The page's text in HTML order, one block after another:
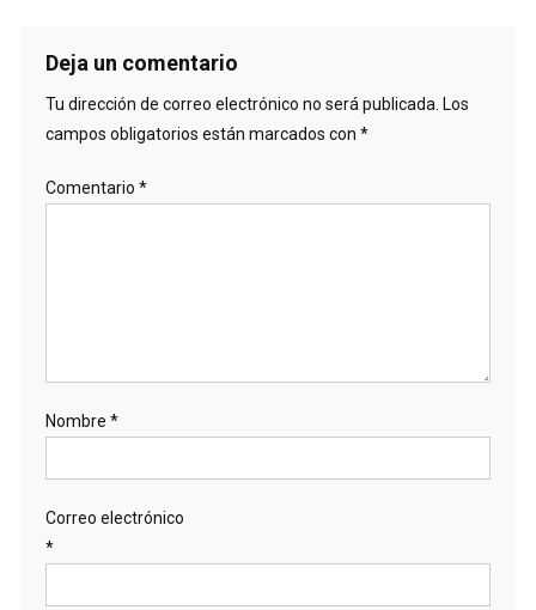
Deja un comentario
Tu dirección de correo electrónico no será publicada. Los
campos obligatorios están marcados con *
Comentario *
Nombre *
Correo electrónico
*